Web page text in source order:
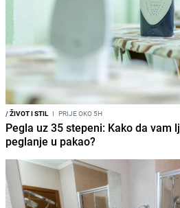
/ŽIVOT I STIL I PRIJE OKO 5H
Pegla uz 35 stepeni: Kako da vam
peglanje u pakao?